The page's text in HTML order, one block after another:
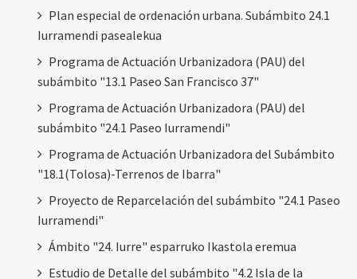
Plan especial de ordenación urbana. Subámbito 24.1
Iurramendi pasealekua
Programa de Actuación Urbanizadora (PAU) del
subámbito "13.1 Paseo San Francisco 37"
Programa de Actuación Urbanizadora (PAU) del
subámbito "24.1 Paseo Iurramendi"
Programa de Actuación Urbanizadora del Subámbito
"18.1(Tolosa)-Terrenos de Ibarra"
Proyecto de Reparcelación del subámbito "24.1 Paseo
Iurramendi"
Ámbito "24. Iurre" esparruko Ikastola eremua
Estudio de Detalle del subámbito "4.2 Isla de la